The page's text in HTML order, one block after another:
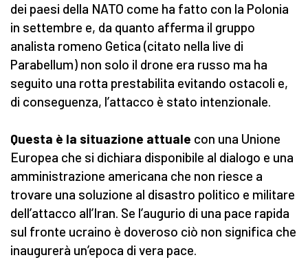
dei paesi della NATO come ha fatto con la Polonia
in settembre e, da quanto afferma il gruppo
analista romeno Getica (citato nella live di
Parabellum) non solo il drone era russo ma ha
seguito una rotta prestabilita evitando ostacoli e,
di conseguenza, l’attacco è stato intenzionale.
Questa è la situazione attuale con una Unione
Europea che si dichiara disponibile al dialogo e una
amministrazione americana che non riesce a
trovare una soluzione al disastro politico e militare
dell’attacco all’Iran. Se l’augurio di una pace rapida
sul fronte ucraino è doveroso ciò non significa che
inaugurerà un’epoca di vera pace.